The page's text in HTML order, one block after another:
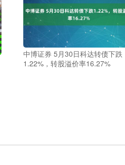
中博证券 5月30日科达转债下跌
1.22%，转股溢价率16.27%